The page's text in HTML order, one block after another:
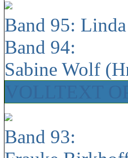
Band 95:
Band 94:
Sabine Wolf
Band 93: